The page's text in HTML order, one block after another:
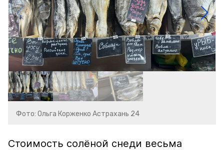
Фото: Ольга Корженко Астрахань 24
Стоимость солёной снеди весьма